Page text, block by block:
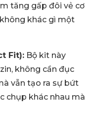
tăng gấp đôi vẻ cơ
khác gì một
Fit): Bộ kit này
không cần đục
vẫn tạo ra sự bứt
chụp khác nhau mà